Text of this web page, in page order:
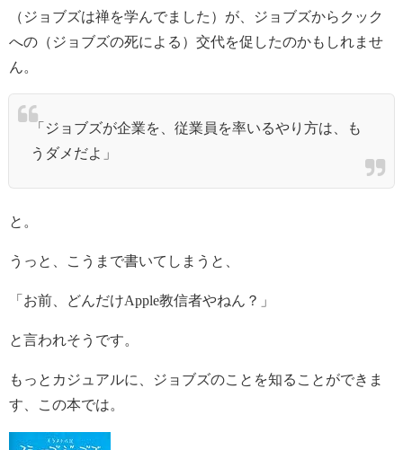
（ジョブズは禅を学んでました）が、ジョブズからクック
への（ジョブズの死による）交代を促したのかもしれませ
ん。
「ジョブズが企業を、従業員を率いるやり方は、も
うダメだよ」
と。
うっと、こうまで書いてしまうと、
「お前、どんだけApple教信者やねん？」
と言われそうです。
もっとカジュアルに、ジョブズのことを知ることができま
す、この本では。